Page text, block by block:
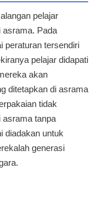
pelajar
asrama. Pada
peraturan tersendiri
pelajar didapati
akan
ditetapkan di asrama
tidak
asrama tanpa
diadakan untuk
generasi